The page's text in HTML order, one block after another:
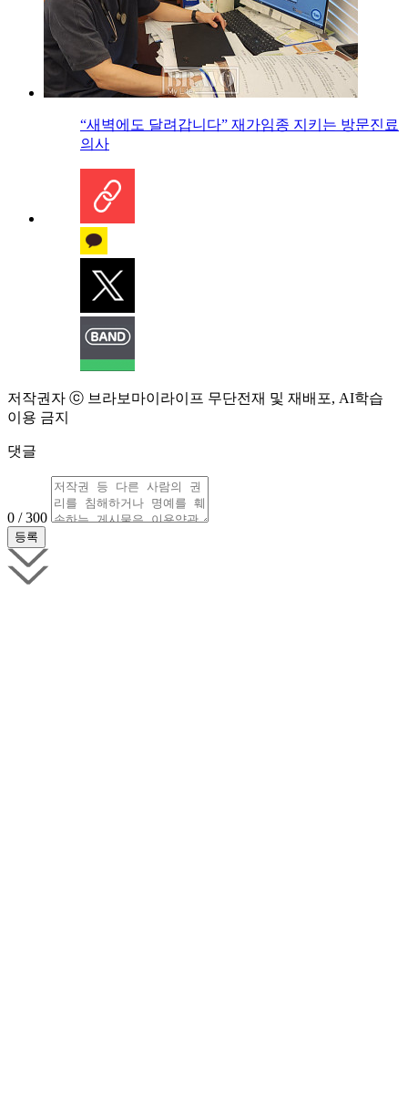
“새벽에도 달려갑니다” 재가임종 지키는 방문진료
의사
저작권자 ⓒ 브라보마이라이프 무단전재 및 재배포, AI학습
이용 금지
댓글
0 / 300